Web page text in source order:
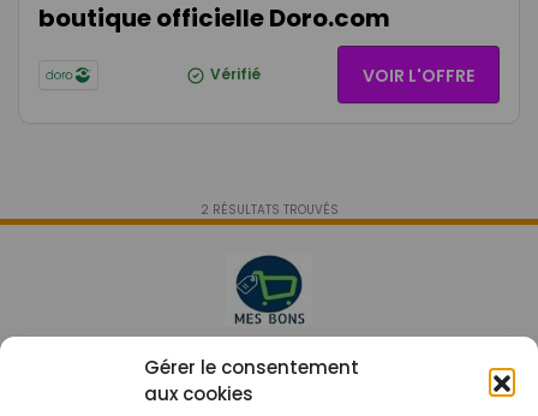
Gérer le consentement
aux cookies
boutique officielle Doro.com
Vérifié VOIR L'OFFRE
2 RÉSULTATS TROUVÉS
Le prix peut être réduit !